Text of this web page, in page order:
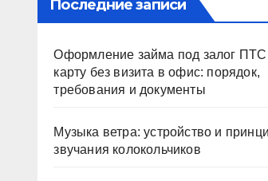
Последние записи
Оформление займа под залог ПТС
карту без визита в офис: порядок,
требования и документы
Музыка ветра: устройство и
звучания колокольчиков